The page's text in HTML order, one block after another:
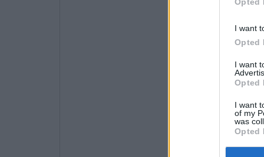
I want
Opted
I want
Opted
I want
of my
was
Opted